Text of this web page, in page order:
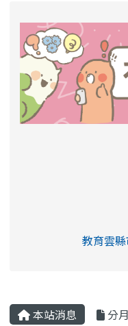
link to
教育雲
本站消息 分